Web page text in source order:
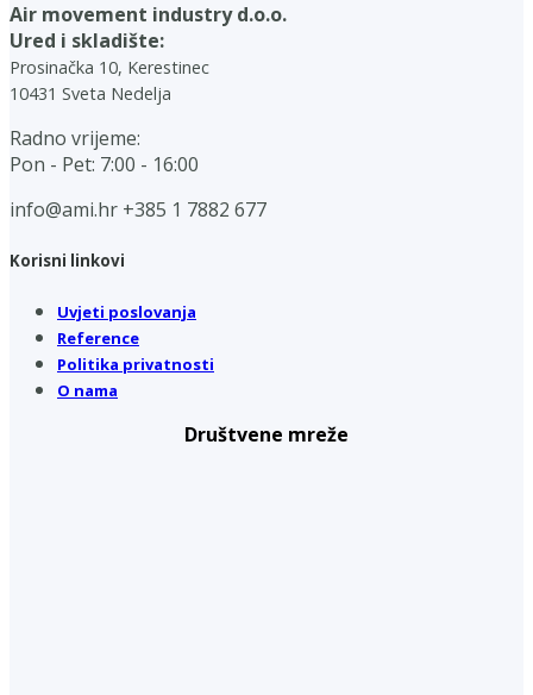
Air movement industry d.o.o.
Ured i skladište:
Prosinačka 10, Kerestinec
10431 Sveta Nedelja
Radno vrijeme:
Pon - Pet: 7:00 - 16:00
info@ami.hr +385 1 7882 677
Korisni linkovi
Uvjeti poslovanja
Reference
Politika privatnosti
O nama
Društvene mreže